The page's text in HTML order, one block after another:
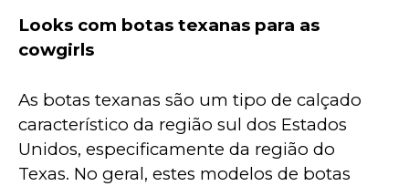
Looks com botas texanas para as
cowgirls
As botas texanas são um tipo de calçado
característico da região sul dos Estados
Unidos, especificamente da região do
Texas. No geral, estes modelos de botas